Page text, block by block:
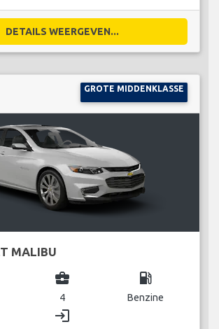
DETAILS WEERGEVEN...
GROTE MIDDENKLASSE
MALIBU
business_center
4
local_gas_station
Benzine
login